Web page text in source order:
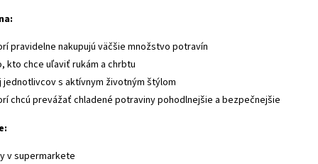
pravidelne nakupujú väčšie množstvo potravín
kto chce uľaviť rukám a chrbtu
jednotlivcov s aktívnym životným štýlom
chcú prevážať chladené potraviny pohodlnejšie a bezpečnejšie
v supermarkete